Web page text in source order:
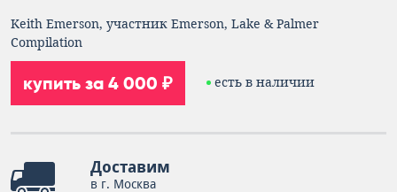
Keith Emerson, участник Emerson, Lake & Palmer
Compilation
купить за 4 000 ₽ есть в наличии
Доставим
в г. Москва